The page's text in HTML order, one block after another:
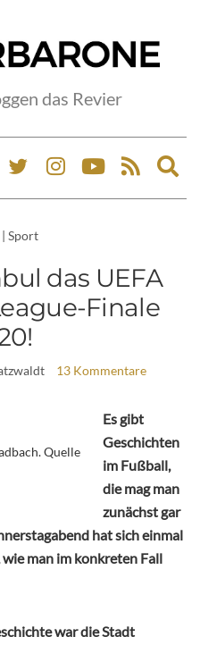
das Revier
| Sport
das UEFA
Finale
13 Kommentare
Quelle
Es gibt
Geschichten
im Fußball,
die mag man
zunächst gar
hat sich einmal
man im konkreten Fall
war die Stadt